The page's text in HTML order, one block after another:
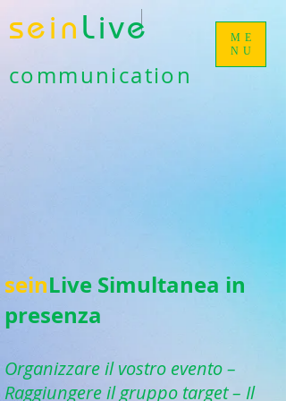
ME
NU
sein Live
communication
seinLive Simultanea in
presenza
Organizzare il vostro evento –
Raggiungere il gruppo target – Il